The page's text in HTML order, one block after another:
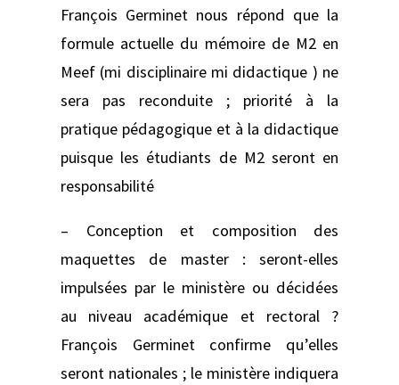
François Germinet nous répond que la
formule actuelle du mémoire de M2 en
Meef (mi disciplinaire mi didactique ) ne
sera pas reconduite ; priorité à la
pratique pédagogique et à la didactique
puisque les étudiants de M2 seront en
responsabilité
– Conception et composition des
maquettes de master : seront-elles
impulsées par le ministère ou décidées
au niveau académique et rectoral ?
François Germinet confirme qu’elles
seront nationales ; le ministère indiquera